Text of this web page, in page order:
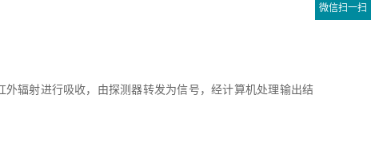
辐射进行吸收，由探测器转发为信号，经计算机处理输出结
微信扫一扫